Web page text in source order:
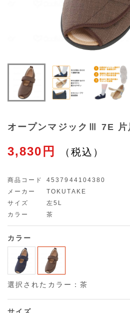
オープンマジックⅢ 7E
3,830円
商品コード
4537944104380
メーカー
TOKUTAKE
サイズ
左5L
カラー
茶
カラー
選択されたカラー：茶